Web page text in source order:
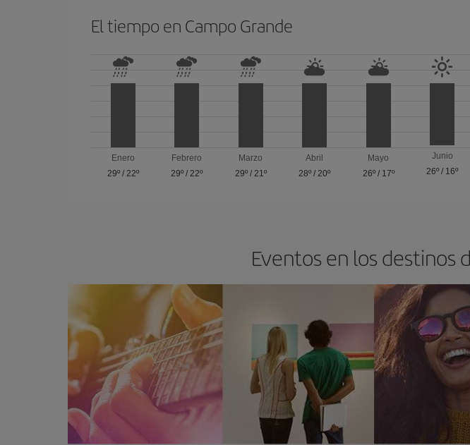
El tiempo en Campo Grande
Enero
29º/ 22º
Febrero
29º / 22º
Marzo
29º/ 21º
Abril
28º / 20º
Mayo
26º/ 17º
Junio
26º / 16º
Eventos en los destinos